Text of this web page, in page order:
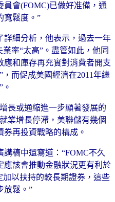
會(FOMC)已做好准備，通
寬鬆度。”
細分析，他表示，過去一年
率“太高”。盡管如此，他同
應和庫存再充實對消費者開支
而促成美國經濟在2011年繼
或通縮進一步顯著發展的
業增長停滯，美聯儲有幾個
再投資戰略的構成。
稿中還寫道：“FOMC不久
應該會推動金融狀況更有利於
以扶持的較長期證券，這些
放鬆。”